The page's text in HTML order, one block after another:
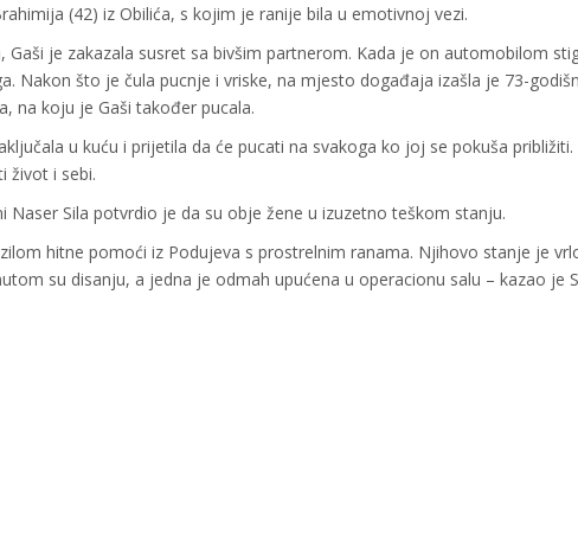
(42) iz Obilića, s kojim je ranije bila u emotivnoj vezi.
Gaši je zakazala susret sa bivšim partnerom. Kada je on automobilom
Nakon što je čula pucnje i vriske, na mjesto događaja izašla je 73-
na koju je Gaši također pucala.
u kuću i prijetila da će pucati na svakoga ko joj se pokuša
život i sebi.
Naser Sila potvrdio je da su obje žene u izuzetno teškom stanju.
hitne pomoći iz Podujeva s prostrelnim ranama. Njihovo stanje je
su disanju, a jedna je odmah upućena u operacionu salu – kazao je